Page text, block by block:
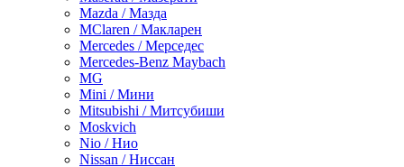
Mazda / Мазда
MClaren / Макларен
Mercedes / Мерседес
Mercedes-Benz Maybach
MG
Mini / Мини
Mitsubishi / Митсубиши
Moskvich
Nio / Нио
Nissan / Ниссан